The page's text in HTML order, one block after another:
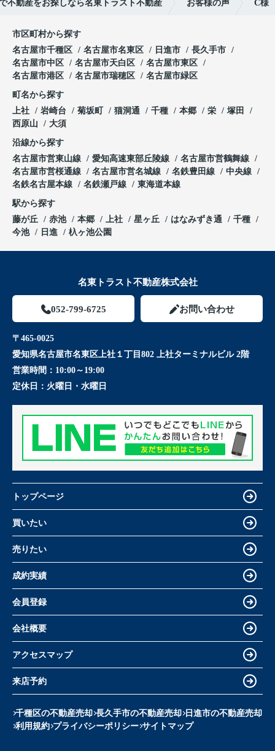
不動産をお探しなら名東トラスト不動産 お客様の声 C様
市区町村から探す
名古屋市千種区
名古屋市名東区 日進市
長久手市
名古屋市中区
名古屋市天白区
名古屋市東区
名古屋市港区
名古屋市瑞穂区 名古屋市緑区
町名から探す
上社
岩崎台 菊坂町 猫洞通 千種 本郷 栄
塚田
西原山
大須
沿線から探す
名古屋市営東山線
愛知高速東部丘陵線
名古屋市営鶴舞線
名古屋市営桜通線
名古屋市営名城線 名鉄豊田線
中央線
名鉄名古屋本線
名鉄瀬戸線 東海道本線
駅から探す
藤が丘
赤池 本郷 上社 星ヶ丘 はなみずき通
千種
今池
日進 杁ヶ池公園
名東トラスト不動産株式会社
052-799-6725 お問い合わせ
〒465-0025
愛知県名古屋市名東区上社１丁目802 上社ターミナルビル 2階
営業時間： 10:00～19:00
定休日： 火曜日・水曜日
トップページ
買いたい
売りたい
成約実績
会員登録
会社概要
アクセスマップ
来店予約
千種区の不動産売却 長久手市の不動産売却 日進市の不動産売却
利用規約 プライバシーポリシー サイトマップ